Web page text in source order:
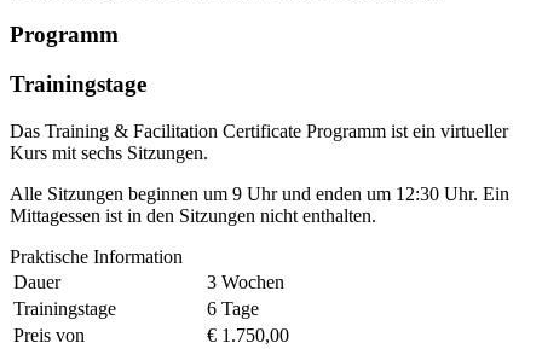
Programm
Trainingstage
Das Training & Facilitation Certificate Programm ist ein virtueller
Kurs mit sechs Sitzungen.
Alle Sitzungen beginnen um 9 Uhr und enden um 12:30 Uhr. Ein
Mittagessen ist in den Sitzungen nicht enthalten.
Praktische Information
Dauer
3 Wochen
Trainingstage
6 Tage
Preis von
€ 1.750,00